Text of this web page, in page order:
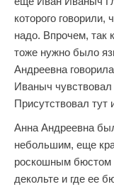
которого
надо. Впрочем, так
тоже нужно было
Андреевна
Иваныч
Присутствовал
Анна Андреевна
небольшим, еще
роскошным бюстом
декольте и где ее